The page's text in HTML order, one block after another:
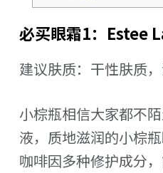
必买眼霜1：Estee
建议肤质：干性肤质
小棕瓶相信大家都不
液，质地滋润的小棕
咖啡因多种修护成分